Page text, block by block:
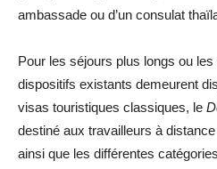
ambassade ou d’un consulat
Pour les séjours plus longs ou
dispositifs existants demeurent
visas touristiques classiques, le
destiné aux travailleurs à
ainsi que les différentes